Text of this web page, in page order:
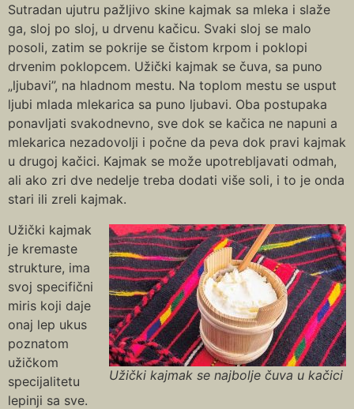
Sutradan ujutru pažljivo skine kajmak sa mleka i slaže
ga, sloj po sloj, u drvenu kačicu. Svaki sloj se malo
posoli, zatim se pokrije se čistom krpom i poklopi
drvenim poklopcem. Užički kajmak se čuva, sa puno
„ljubavi”, na hladnom mestu. Na toplom mestu se usput
ljubi mlada mlekarica sa puno ljubavi. Oba postupaka
ponavljati svakodnevno, sve dok se kačica ne napuni a
mlekarica nezadovolji i počne da peva dok pravi kajmak
u drugoj kačici. Kajmak se može upotrebljavati odmah,
ali ako zri dve nedelje treba dodati više soli, i to je onda
stari ili zreli kajmak.
Užički kajmak se najbolje čuva u kačici
Užički kajmak
je kremaste
strukture, ima
svoj specifični
miris koji daje
onaj lep ukus
poznatom
užičkom
specijalitetu
lepinji sa sve.